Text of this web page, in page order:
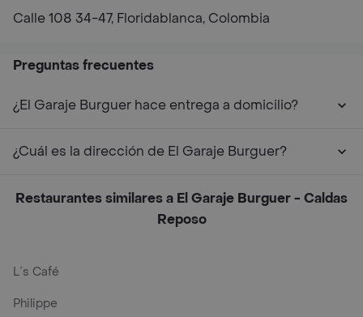
Calle 108 34-47, Floridablanca, Colombia
Preguntas frecuentes
¿El Garaje Burguer hace entrega a domicilio?
¿Cuál es la dirección de El Garaje Burguer?
Restaurantes similares a El Garaje Burguer - Caldas
Reposo
L´s Café
Philippe